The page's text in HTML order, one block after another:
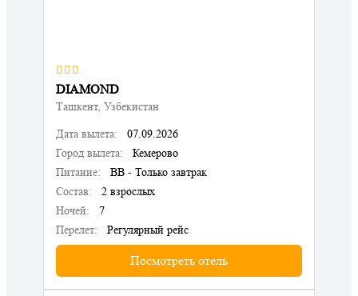
DIAMOND
Ташкент, Узбекистан
Дата вылета:
07.09.2026
Город вылета:
Кемерово
Питание:
BB - Только завтрак
Состав:
2 взрослых
Ночей:
7
Перелет:
Регулярный рейс
Посмотреть отель